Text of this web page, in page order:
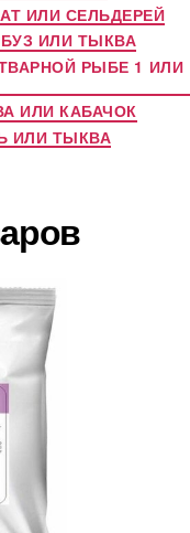
ИЛИ СЕЛЬДЕРЕЙ
ИЛИ ТЫКВА
РЫБЕ 1 ИЛИ
ИЛИ КАБАЧОК
ИЛИ ТЫКВА